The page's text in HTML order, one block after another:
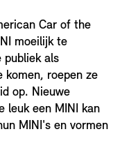
Car of the
moeilijk te
publiek als
komen, roepen ze
op. Nieuwe
leuk een MINI kan
MINI's en vormen